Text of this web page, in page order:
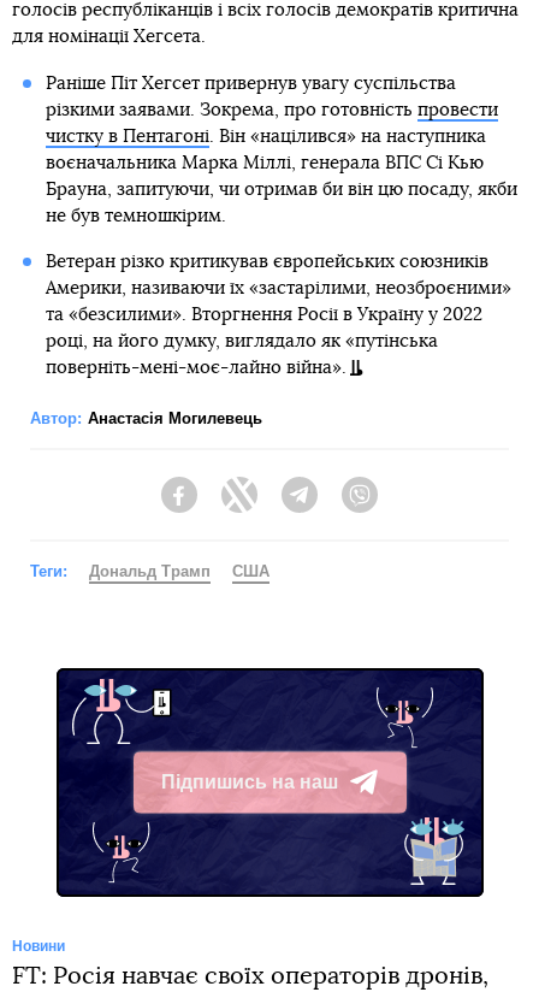
голосів республіканців і всіх голосів демократів критична
для номінації Хегсета.
Раніше Піт Хегсет привернув увагу суспільства
різкими заявами. Зокрема, про готовність провести
чистку в Пентагоні. Він «націлився» на наступника
воєначальника Марка Міллі, генерала ВПС Сі Кью
Брауна, запитуючи, чи отримав би він цю посаду, якби
не був темношкірим.
Ветеран різко критикував європейських союзників
Америки, називаючи їх «застарілими, неозброєними»
та «безсилими». Вторгнення Росії в Україну у 2022
році, на його думку, виглядало як «путінська
поверніть-мені-моє-лайно війна».
Автор: Анастасія Могилевець
FacebookTwitter Telegram
Теги: Дональд Трамп США
Підпишись на наш
Telegram
Новини
FT: Росія навчає своїх операторів дронів,